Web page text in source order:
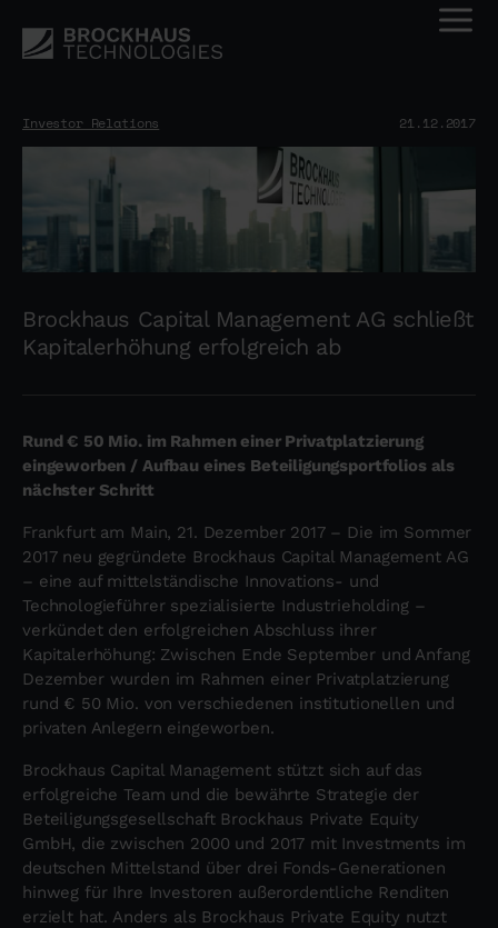
Investor Relations 21.12.2017
Brockhaus Capital Management AG schließt
Kapitalerhöhung erfolgreich ab
Rund € 50 Mio. im Rahmen einer Privatplatzierung
eingeworben / Aufbau eines Beteiligungsportfolios als
nächster Schritt
Frankfurt am Main, 21. Dezember 2017 – Die im Sommer
2017 neu gegründete Brockhaus Capital Management AG
– eine auf mittelständische Innovations- und
Technologieführer spezialisierte Industrieholding –
verkündet den erfolgreichen Abschluss ihrer
Kapitalerhöhung: Zwischen Ende September und Anfang
Dezember wurden im Rahmen einer Privatplatzierung
rund € 50 Mio. von verschiedenen institutionellen und
privaten Anlegern eingeworben.
Brockhaus Capital Management stützt sich auf das
erfolgreiche Team und die bewährte Strategie der
Beteiligungsgesellschaft Brockhaus Private Equity
GmbH, die zwischen 2000 und 2017 mit Investments im
deutschen Mittelstand über drei Fonds-Generationen
hinweg für Ihre Investoren außerordentliche Renditen
erzielt hat. Anders als Brockhaus Private Equity nutzt